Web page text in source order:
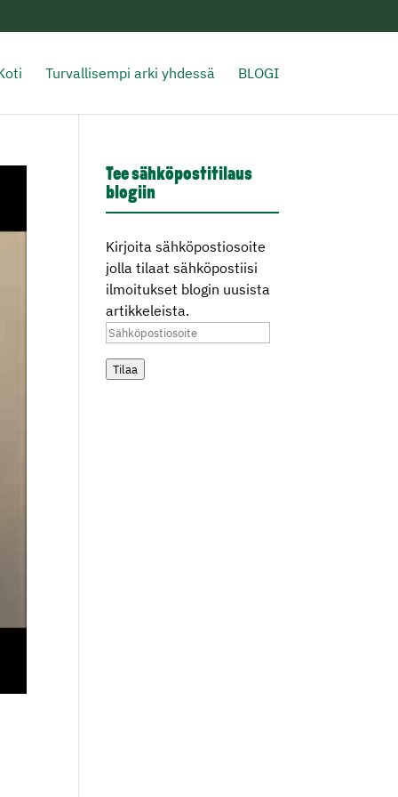
Turvallisempi arki yhdessä BLOGI
Tee sähköpostitilaus
blogiin
Kirjoita sähköpostiosoite
jolla tilaat sähköpostiisi
ilmoitukset blogin uusista
artikkeleista.
Sähköpostiosoite
Tilaa